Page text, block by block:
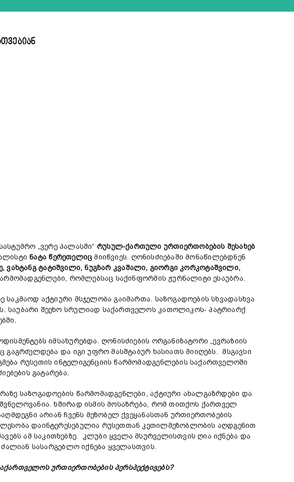
„ვერე პალასში“ რუსულ-ქართული ურთიერთობების შესახებ
ნატა წერეთელიც მიიწვიეს. ღონისძიებაში მონაწილებდნენ
ვახტანგ ტატიშვილი, ნუგზარ კვაშალი, გიორგი კორკოტაშვილი,
რომლებსაც საქინფორმის ჟურნალიტი ესაუბრა.
აქტიური მსჯელობა გაიმართა. საზოგადოების სხვადასხვა
საუბარი შეეხო სრულიად საქართველოს კათოლიკოს- პატრიარქ
იმსახურებდა. ღონისძიების ორგანიზატორი „ევრაზიის
გაგრძელდება და იგი უფრო მასშტაბურ ხასიათს მიიღებს. მსგავსი
რუსეთის ინტელიგენციის წარმომადგენლების საქართველოში
გატარება.
საზოგადოების წარმომადგენლები, აქტიური ახალგაზრდები და
ხშირად ისმის მოსაზრება, რომ თითქოს ქართველ
არიან ჩვენს მეზობელ ქვეყანასთან ურთიერთობების
დაინტერესებულია რუსეთთან კეთილმეზობლობის აღდგენით
ამ საკითხებზე. კლუბი ყველა მსურველისთვის ღია იქნება და
სასარგებლო იქნება ყველასთვის.
ურთიერთობების პერსპექტივებს?